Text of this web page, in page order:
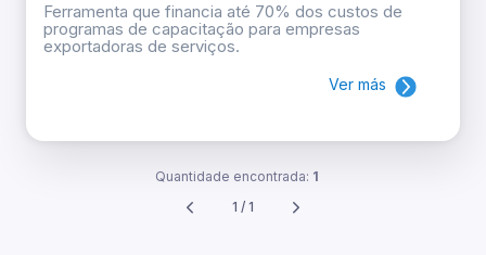
Ferramenta que financia até 70% dos custos de
programas de capacitação para empresas
exportadoras de serviços.
Ver más
Quantidade encontrada: 1
1 / 1